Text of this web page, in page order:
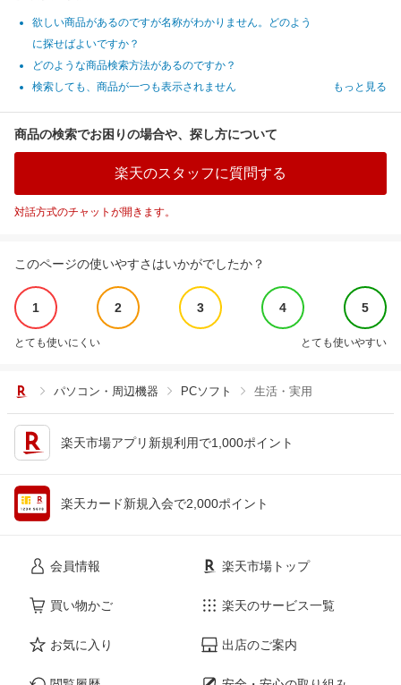
欲しい商品があるのですが名称がわかりません。どのよう
に探せばよいですか？
どのような商品検索方法があるのですか？
検索しても、商品が一つも表示されません
もっと見る
商品の検索でお困りの場合や、探し方について
楽天のスタッフに質問する
対話方式のチャットが開きます。
このページの使いやすさはいかがでしたか？
1 2 3 4 5
とても使いにくい とても使いやすい
パソコン・周辺機器 PCソフト 生活・実用
楽天市場アプリ新規利用で1,000ポイント
楽天カード新規入会で2,000ポイント
会員情報
買い物かご
お気に入り
楽天市場トップ
楽天のサービス一覧
出店のご案内